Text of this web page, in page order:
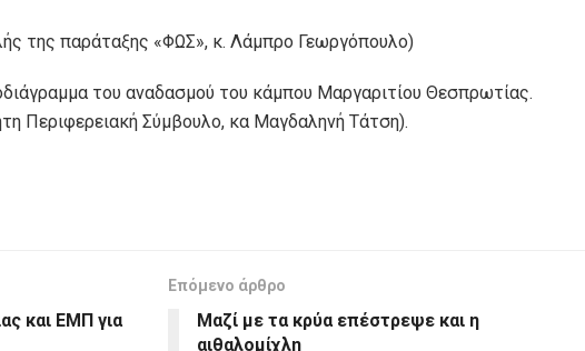
της παράταξης «ΦΩΣ», κ. Λάμπρο Γεωργόπουλο)
του αναδασμού του κάμπου Μαργαριτίου Θεσπρωτίας.
Περιφερειακή Σύμβουλο, κα Μαγδαληνή Τάτση).
και ΕΜΠ για
Επόμενο άρθρο
Μαζί με τα κρύα επέστρεψε και η
αιθαλομίχλη